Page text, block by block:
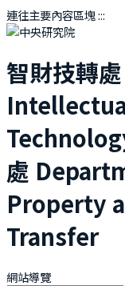
連往主要內容區塊:::
智財技轉處
處
Property
Transfer
網站導覽